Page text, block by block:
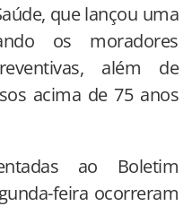
que lançou uma
os moradores
além de
acima de 75 anos
ao Boletim
feira ocorreram